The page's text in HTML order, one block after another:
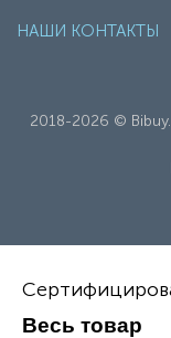
НАШИ КОНТАКТЫ
2018-2026 ©
Весь товар